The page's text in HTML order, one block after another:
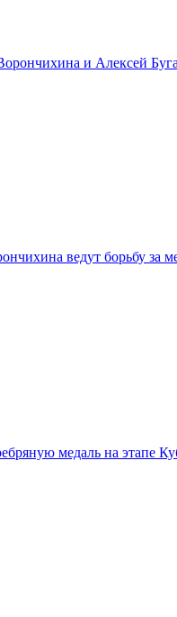
и Алексей
ведут борьбу за
медаль на этапе